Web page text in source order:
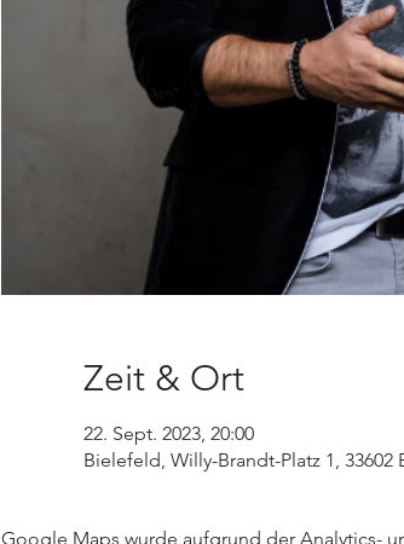
Zeit & Ort
22. Sept. 2023, 20:00
Bielefeld, Willy-Brandt-Platz 1,
Google Maps wurde aufgrund der Analytics-